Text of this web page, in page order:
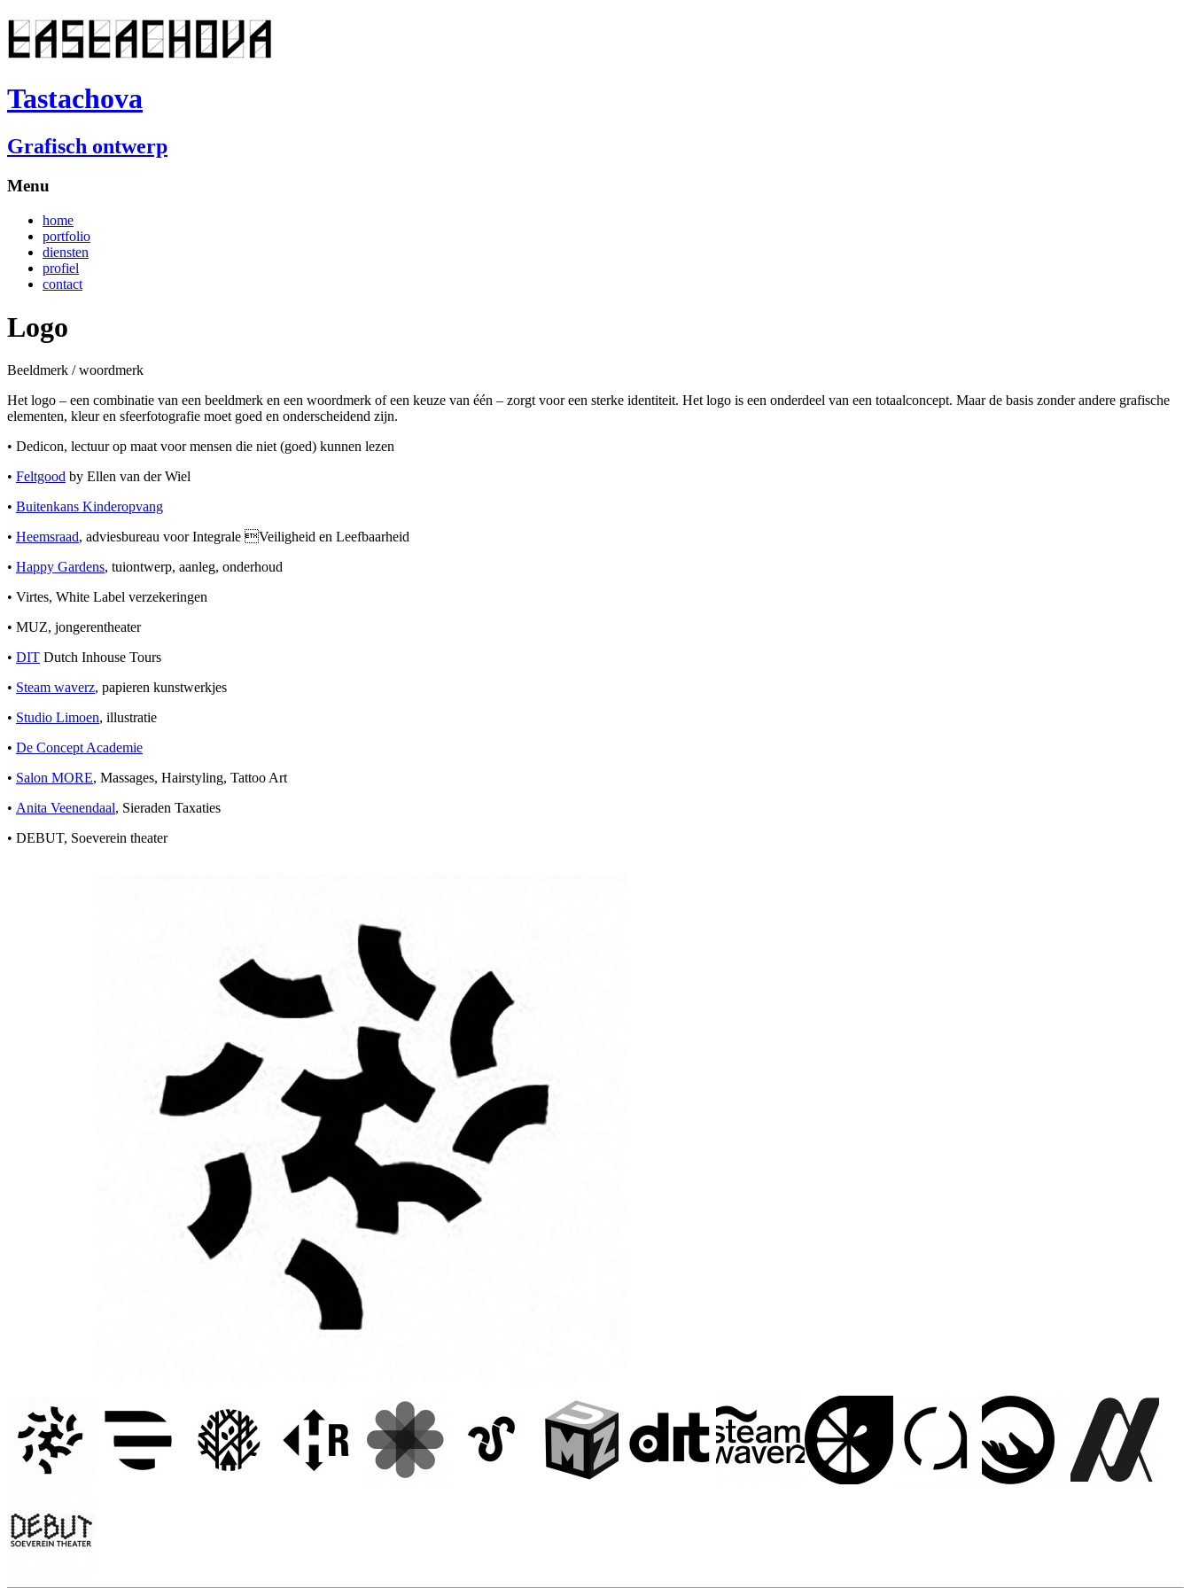
Tastachova
Grafisch ontwerp
Menu
home
portfolio
diensten
profiel
contact
Logo
Beeldmerk / woordmerk
Het logo – een combinatie van een beeldmerk en een woordmerk of een keuze van één – zorgt voor een sterke identiteit. Het logo is een onderdeel van een totaalconcept. Maar de basis zonder andere grafische
elementen, kleur en sfeerfotografie moet goed en onderscheidend zijn.
• Dedicon, lectuur op maat voor mensen die niet (goed) kunnen lezen
• Feltgood by Ellen van der Wiel
• Buitenkans Kinderopvang
• Heemsraad, adviesbureau voor Integrale Veiligheid en Leefbaarheid
• Happy Gardens, tuiontwerp, aanleg, onderhoud
• Virtes, White Label verzekeringen
• MUZ, jongerentheater
• DIT Dutch Inhouse Tours
• Steam waverz, papieren kunstwerkjes
• Studio Limoen, illustratie
• De Concept Academie
• Salon MORE, Massages, Hairstyling, Tattoo Art
• Anita Veenendaal, Sieraden Taxaties
• DEBUT, Soeverein theater